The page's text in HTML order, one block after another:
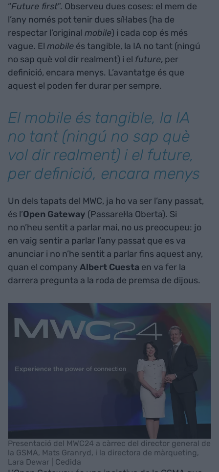
“Future first”. Observeu dues coses: el mem de
l’any només pot tenir dues síl·labes (ha de
respectar l’original mobile) i cada cop és més
vague. El mobile és tangible, la IA no tant (ningú
no sap què vol dir realment) i el future, per
definició, encara menys. L’avantatge és que
aquest el poden fer durar per sempre.
El mobile és tangible, la IA
no tant (ningú no sap què
vol dir realment) i el future,
per definició, encara menys
Un dels tapats del MWC, ja ho va ser l’any passat,
és l’Open Gateway (Passarel·la Oberta). Si
no n’heu sentit a parlar mai, no us preocupeu: jo
en vaig sentir a parlar l’any passat que es va
anunciar i no n’he sentit a parlar fins aquest any,
quan el company Albert Cuesta en va fer la
darrera pregunta a la roda de premsa de dijous.
Presentació del MWC24 a càrrec del director general de
la GSMA, Mats Granryd, i la directora de màrqueting,
Lara Dewar | Cedida